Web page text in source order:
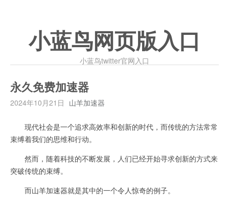
小蓝鸟网页版入口
小蓝鸟twitter官网入口
永久免费加速器
2024年10月21日 山羊加速器
现代社会是一个追求高效率和创新的时代，而传统的方法常常
束缚着我们的思维和行动。
然而，随着科技的不断发展，人们已经开始寻求创新的方式来
突破传统的束缚。
而山羊加速器就是其中的一个令人惊奇的例子。